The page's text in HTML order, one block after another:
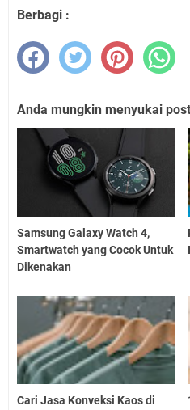
Berbagi :
Anda mungkin menyukai
Samsung Galaxy Watch 4,
Smartwatch yang Cocok Untuk
Dikenakan
Cari Jasa Konveksi Kaos di